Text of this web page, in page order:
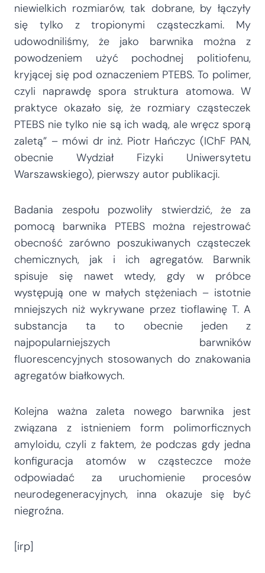
niewielkich rozmiarów, tak dobrane, by łączyły
się tylko z tropionymi cząsteczkami. My
udowodniliśmy, że jako barwnika można z
powodzeniem użyć pochodnej politiofenu,
kryjącej się pod oznaczeniem PTEBS. To polimer,
czyli naprawdę spora struktura atomowa. W
praktyce okazało się, że rozmiary cząsteczek
PTEBS nie tylko nie są ich wadą, ale wręcz sporą
zaletą” – mówi dr inż. Piotr Hańczyc (IChF PAN,
obecnie Wydział Fizyki Uniwersytetu
Warszawskiego), pierwszy autor publikacji.
Badania zespołu pozwoliły stwierdzić, że za
pomocą barwnika PTEBS można rejestrować
obecność zarówno poszukiwanych cząsteczek
chemicznych, jak i ich agregatów. Barwnik
spisuje się nawet wtedy, gdy w próbce
występują one w małych stężeniach – istotnie
mniejszych niż wykrywane przez tioflawinę T. A
substancja ta to obecnie jeden z
najpopularniejszych barwników
fluorescencyjnych stosowanych do znakowania
agregatów białkowych.
Kolejna ważna zaleta nowego barwnika jest
związana z istnieniem form polimorficznych
amyloidu, czyli z faktem, że podczas gdy jedna
konfiguracja atomów w cząsteczce może
odpowiadać za uruchomienie procesów
neurodegeneracyjnych, inna okazuje się być
niegroźna.
[irp]